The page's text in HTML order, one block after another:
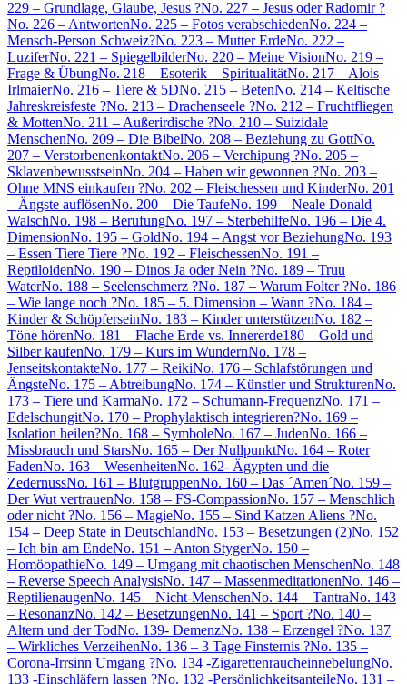
229 – Grundlage, Glaube, Jesus ?No. 227 – Jesus oder Radomir ?
No. 226 – AntwortenNo. 225 – Fotos verabschiedenNo. 224 –
Mensch-Person Schweiz?No. 223 – Mutter ErdeNo. 222 –
LuziferNo. 221 – SpiegelbilderNo. 220 – Meine VisionNo. 219 –
Frage & ÜbungNo. 218 – Esoterik – SpiritualitätNo. 217 – Alois
IrlmaierNo. 216 – Tiere & 5DNo. 215 – BetenNo. 214 – Keltische
Jahreskreisfeste ?No. 213 – Drachenseele ?No. 212 – Fruchtfliegen
& MottenNo. 211 – Außerirdische ?No. 210 – Suizidale
MenschenNo. 209 – Die BibelNo. 208 – Beziehung zu GottNo.
207 – VerstorbenenkontaktNo. 206 – Verchipung ?No. 205 –
SklavenbewusstseinNo. 204 – Haben wir gewonnen ?No. 203 –
Ohne MNS einkaufen ?No. 202 – Fleischessen und KinderNo. 201
– Ängste auflösenNo. 200 – Die TaufeNo. 199 – Neale Donald
WalschNo. 198 – BerufungNo. 197 – SterbehilfeNo. 196 – Die 4.
DimensionNo. 195 – GoldNo. 194 – Angst vor BeziehungNo. 193
– Essen Tiere Tiere ?No. 192 – FleischessenNo. 191 –
ReptiloidenNo. 190 – Dinos Ja oder Nein ?No. 189 – Truu
WaterNo. 188 – Seelenschmerz ?No. 187 – Warum Folter ?No. 186
– Wie lange noch ?No. 185 – 5. Dimension – Wann ?No. 184 –
Kinder & SchöpferseinNo. 183 – Kinder unterstützenNo. 182 –
Töne hörenNo. 181 – Flache Erde vs. Innererde180 – Gold und
Silber kaufenNo. 179 – Kurs im WundernNo. 178 –
JenseitskontakteNo. 177 – ReikiNo. 176 – Schlafstörungen und
ÄngsteNo. 175 – AbtreibungNo. 174 – Künstler und StrukturenNo.
173 – Tiere und KarmaNo. 172 – Schumann-FrequenzNo. 171 –
EdelschungitNo. 170 – Prophylaktisch integrieren?No. 169 –
Isolation heilen?No. 168 – SymboleNo. 167 – JudenNo. 166 –
Missbrauch und StarsNo. 165 – Der NullpunktNo. 164 – Roter
FadenNo. 163 – WesenheitenNo. 162- Ägypten und die
ZedernussNo. 161 – BlutgruppenNo. 160 – Das ´Amen´No. 159 –
Der Wut vertrauenNo. 158 – FS-CompassionNo. 157 – Menschlich
oder nicht ?No. 156 – MagieNo. 155 – Sind Katzen Aliens ?No.
154 – Deep State in DeutschlandNo. 153 – Besetzungen (2)No. 152
– Ich bin am EndeNo. 151 – Anton StygerNo. 150 –
HomöopathieNo. 149 – Umgang mit chaotischen MenschenNo. 148
– Reverse Speech AnalysisNo. 147 – MassenmeditationenNo. 146 –
ReptilienaugenNo. 145 – Nicht-MenschenNo. 144 – TantraNo. 143
– ResonanzNo. 142 – BesetzungenNo. 141 – Sport ?No. 140 –
Altern und der TodNo. 139- DemenzNo. 138 – Erzengel ?No. 137
– Wirkliches VerzeihenNo. 136 – 3 Tage Finsternis ?No. 135 –
Corona-Irrsinn Umgang ?No. 134 -ZigarettenraucheinnebelungNo.
133 -Einschläfern lassen ?No. 132 -PersönlichkeitsanteileNo. 131 –